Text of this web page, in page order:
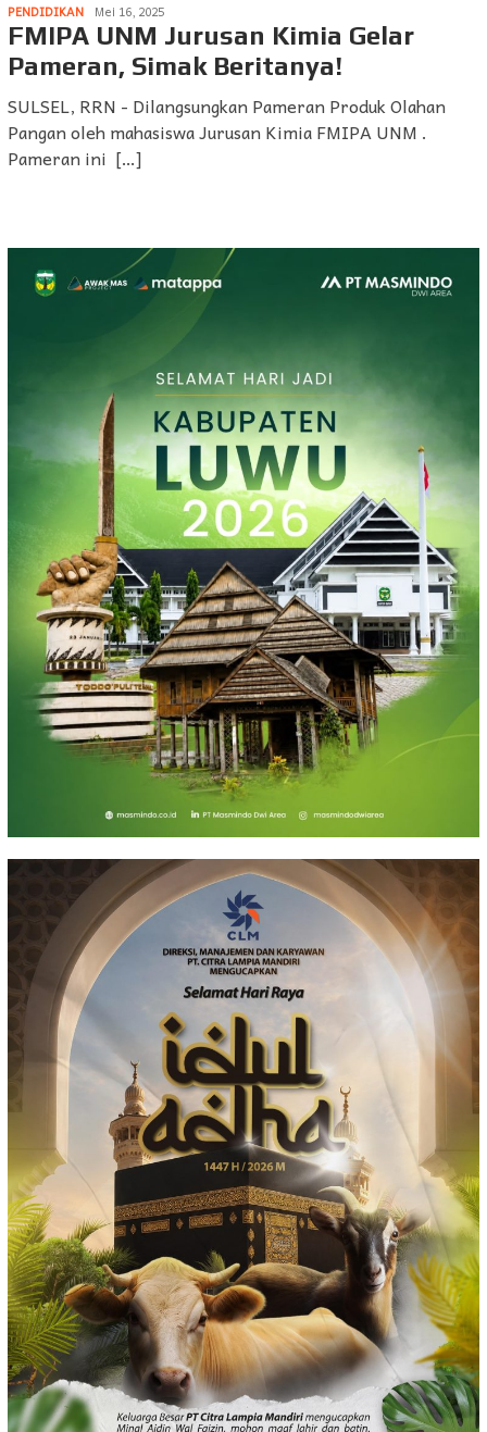
PENDIDIKAN Mei 16, 2025
FMIPA UNM Jurusan Kimia Gelar
Pameran, Simak Beritanya!
SULSEL, RRN - Dilangsungkan Pameran Produk Olahan
Pangan oleh mahasiswa Jurusan Kimia FMIPA UNM .
Pameran ini […]